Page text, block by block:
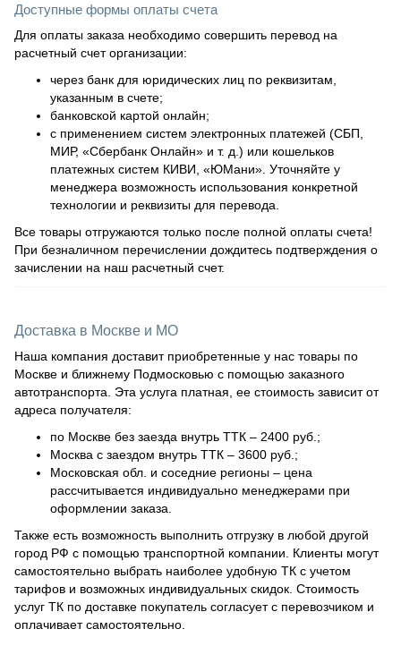
Доступные формы оплаты счета
Для оплаты заказа необходимо совершить перевод на
расчетный счет организации:
через банк для юридических лиц по реквизитам,
указанным в счете;
банковской картой онлайн;
с применением систем электронных платежей (СБП,
МИР, «Сбербанк Онлайн» и т. д.) или кошельков
платежных систем КИВИ, «ЮМани». Уточняйте у
менеджера возможность использования конкретной
технологии и реквизиты для перевода.
Все товары отгружаются только после полной оплаты счета!
При безналичном перечислении дождитесь подтверждения о
зачислении на наш расчетный счет.
Доставка в Москве и МО
Наша компания доставит приобретенные у нас товары по
Москве и ближнему Подмосковью с помощью заказного
автотранспорта. Эта услуга платная, ее стоимость зависит от
адреса получателя:
по Москве без заезда внутрь ТТК – 2400 руб.;
Москва с заездом внутрь ТТК – 3600 руб.;
Московская обл. и соседние регионы – цена
рассчитывается индивидуально менеджерами при
оформлении заказа.
Также есть возможность выполнить отгрузку в любой другой
город РФ с помощью транспортной компании. Клиенты могут
самостоятельно выбрать наиболее удобную ТК с учетом
тарифов и возможных индивидуальных скидок. Стоимость
услуг ТК по доставке покупатель согласует с перевозчиком и
оплачивает самостоятельно.